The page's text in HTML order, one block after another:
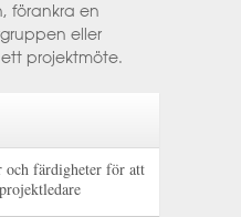
förankra en
eller
projektmöte.
och färdigheter för att